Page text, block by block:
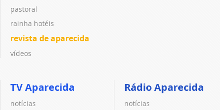
pastoral
rainha hotéis
revista de aparecida
vídeos
TV Aparecida
notícias
Rádio Aparecida
notícias